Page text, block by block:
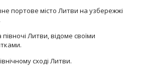
портове місто Литви на узбережжі
півночі Литви, відоме своїми
сході Литви.